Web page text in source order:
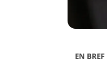
EN BREF